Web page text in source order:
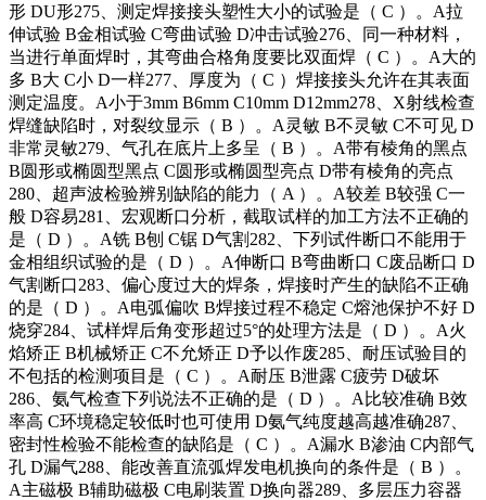
形 DU形275、测定焊接接头塑性大小的试验是（ C ）。A拉
伸试验 B金相试验 C弯曲试验 D冲击试验276、同一种材料，
当进行单面焊时，其弯曲合格角度要比双面焊（ C ）。A大的
多 B大 C小 D一样277、厚度为（ C ）焊接接头允许在其表面
测定温度。A小于3mm B6mm C10mm D12mm278、X射线检查
焊缝缺陷时，对裂纹显示（ B ）。A灵敏 B不灵敏 C不可见 D
非常灵敏279、气孔在底片上多呈（ B ）。A带有棱角的黑点
B圆形或椭圆型黑点 C圆形或椭圆型亮点 D带有棱角的亮点
280、超声波检验辨别缺陷的能力（ A ）。A较差 B较强 C一
般 D容易281、宏观断口分析，截取试样的加工方法不正确的
是（ D ）。A铣 B刨 C锯 D气割282、下列试件断口不能用于
金相组织试验的是（ D ）。A伸断口 B弯曲断口 C废品断口 D
气割断口283、偏心度过大的焊条，焊接时产生的缺陷不正确
的是（ D ）。A电弧偏吹 B焊接过程不稳定 C熔池保护不好 D
烧穿284、试样焊后角变形超过5°的处理方法是（ D ）。A火
焰矫正 B机械矫正 C不允矫正 D予以作废285、耐压试验目的
不包括的检测项目是（ C ）。A耐压 B泄露 C疲劳 D破坏
286、氨气检查下列说法不正确的是（ D ）。A比较准确 B效
率高 C环境稳定较低时也可使用 D氨气纯度越高越准确287、
密封性检验不能检查的缺陷是（ C ）。A漏水 B渗油 C内部气
孔 D漏气288、能改善直流弧焊发电机换向的条件是（ B ）。
A主磁极 B辅助磁极 C电刷装置 D换向器289、多层压力容器